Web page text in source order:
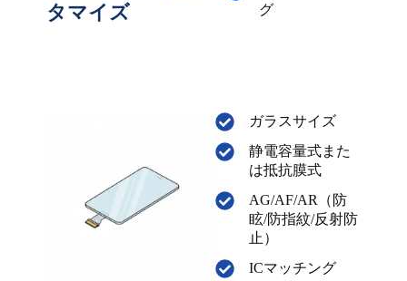
タマイズ
グ
ガラスサイズ
静電容量式また
は抵抗膜式
AG/AF/AR（防
眩/防指紋/反射防
止）
ICマッチング